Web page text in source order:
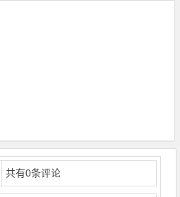
共有0条评论